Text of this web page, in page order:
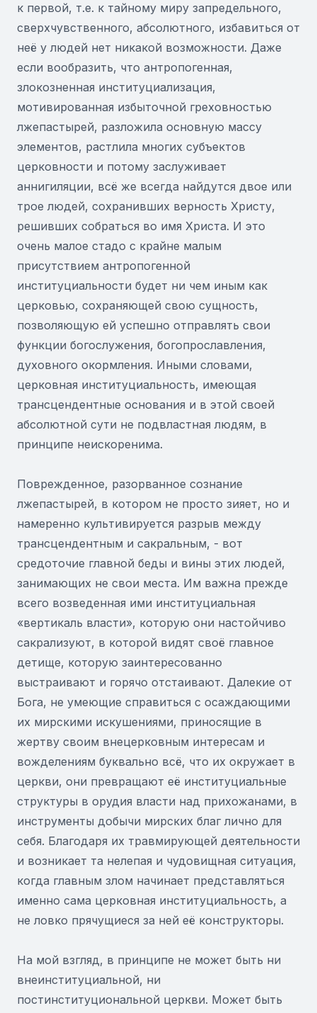
к первой, т.е. к тайному миру запредельного,
сверхчувственного, абсолютного, избавиться от
неё у людей нет никакой возможности. Даже
если вообразить, что антропогенная,
злокозненная институциализация,
мотивированная избыточной греховностью
лжепастырей, разложила основную массу
элементов, растлила многих субъектов
церковности и потому заслуживает
аннигиляции, всё же всегда найдутся двое или
трое людей, сохранивших верность Христу,
решивших собраться во имя Христа. И это
очень малое стадо с крайне малым
присутствием антропогенной
институциальности будет ни чем иным как
церковью, сохраняющей свою сущность,
позволяющую ей успешно отправлять свои
функции богослужения, богопрославления,
духовного окормления. Иными словами,
церковная институциальность, имеющая
трансцендентные основания и в этой своей
абсолютной сути не подвластная людям, в
принципе неискоренима.
Поврежденное, разорванное сознание
лжепастырей, в котором не просто зияет, но и
намеренно культивируется разрыв между
трансцендентным и сакральным, - вот
средоточие главной беды и вины этих людей,
занимающих не свои места. Им важна прежде
всего возведенная ими институциальная
«вертикаль власти», которую они настойчиво
сакрализуют, в которой видят своё главное
детище, которую заинтересованно
выстраивают и горячо отстаивают. Далекие от
Бога, не умеющие справиться с осаждающими
их мирскими искушениями, приносящие в
жертву своим внецерковным интересам и
вожделениям буквально всё, что их окружает в
церкви, они превращают её институциальные
структуры в орудия власти над прихожанами, в
инструменты добычи мирских благ лично для
себя. Благодаря их травмирующей деятельности
и возникает та нелепая и чудовищная ситуация,
когда главным злом начинает представляться
именно сама церковная институциальность, а
не ловко прячущиеся за ней её конструкторы.
На мой взгляд, в принципе не может быть ни
внеинституциальной, ни
постинституциональной церкви. Может быть